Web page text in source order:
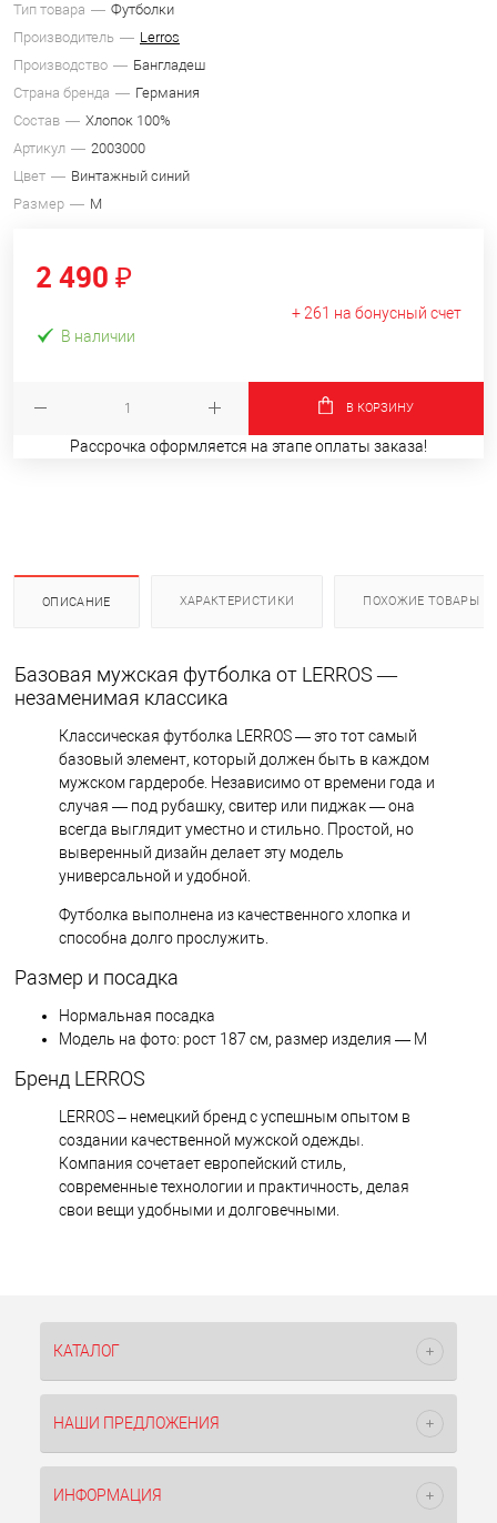
Тип товара
Футболки
Производитель
Lerros
Производство
Бангладеш
Страна бренда
Германия
Состав
Хлопок 100%
Артикул
2003000
Цвет
Винтажный синий
Размер
M
2 490 ₽
+ 261 на бонусный счет
В наличии
В КОРЗИНУ
Рассрочка оформляется на этапе оплаты заказа!
ОПИСАНИЕ ХАРАКТЕРИСТИКИ ПОХОЖИЕ ТОВАРЫ
Базовая мужская футболка от LERROS —
незаменимая классика
Классическая футболка LERROS — это тот самый
базовый элемент, который должен быть в каждом
мужском гардеробе. Независимо от времени года и
случая — под рубашку, свитер или пиджак — она
всегда выглядит уместно и стильно. Простой, но
выверенный дизайн делает эту модель
универсальной и удобной.
Футболка выполнена из качественного хлопка и
способна долго прослужить.
Размер и посадка
Нормальная посадка
Модель на фото: рост 187 см, размер изделия — M
Бренд LERROS
LERROS – немецкий бренд с успешным опытом в
создании качественной мужской одежды.
Компания сочетает европейский стиль,
современные технологии и практичность, делая
свои вещи удобными и долговечными.
КАТАЛОГ
НАШИ ПРЕДЛОЖЕНИЯ
ИНФОРМАЦИЯ